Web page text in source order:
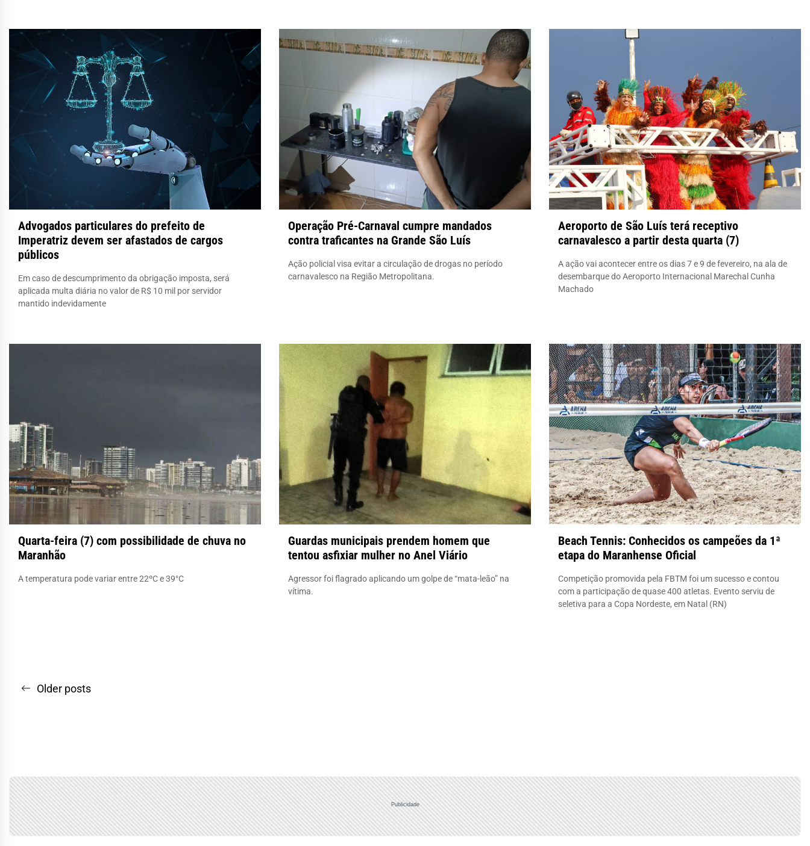
Advogados particulares do prefeito de
Imperatriz devem ser afastados de cargos
públicos
Em caso de descumprimento da obrigação imposta, será
aplicada multa diária no valor de R$ 10 mil por servidor
mantido indevidamente
Operação Pré-Carnaval cumpre mandados
contra traficantes na Grande São Luís
Ação policial visa evitar a circulação de drogas no período
carnavalesco na Região Metropolitana.
Aeroporto de São Luís terá receptivo
carnavalesco a partir desta quarta (7)
A ação vai acontecer entre os dias 7 e 9 de fevereiro, na ala de
desembarque do Aeroporto Internacional Marechal Cunha
Machado
Quarta-feira (7) com possibilidade de chuva no
Maranhão
A temperatura pode variar entre 22ºC e 39°C
Guardas municipais prendem homem que
tentou asfixiar mulher no Anel Viário
Agressor foi flagrado aplicando um golpe de “mata-leão” na
vítima.
Beach Tennis: Conhecidos os campeões da 1ª
etapa do Maranhense Oficial
Competição promovida pela FBTM foi um sucesso e contou
com a participação de quase 400 atletas. Evento serviu de
seletiva para a Copa Nordeste, em Natal (RN)
Navegação
Older posts
Publicidade